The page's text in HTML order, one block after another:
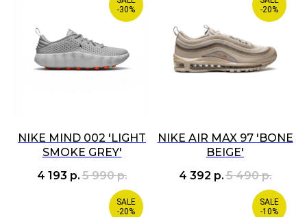
-30%
NIKE MIND 002 'LIGHT
SMOKE GREY'
4 193 р.5 990 р.
-20%
NIKE AIR MAX 97 'BONE
BEIGE'
4 392 р.5 490 р.
SALE
-20%
SALE
-10%